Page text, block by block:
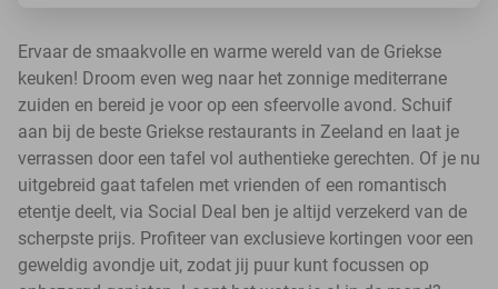
Ervaar de smaakvolle en warme wereld van de Griekse
keuken! Droom even weg naar het zonnige mediterrane
zuiden en bereid je voor op een sfeervolle avond. Schuif
aan bij de beste Griekse restaurants in Zeeland en laat je
verrassen door een tafel vol authentieke gerechten. Of je nu
uitgebreid gaat tafelen met vrienden of een romantisch
etentje deelt, via Social Deal ben je altijd verzekerd van de
scherpste prijs. Profiteer van exclusieve kortingen voor een
geweldig avondje uit, zodat jij puur kunt focussen op